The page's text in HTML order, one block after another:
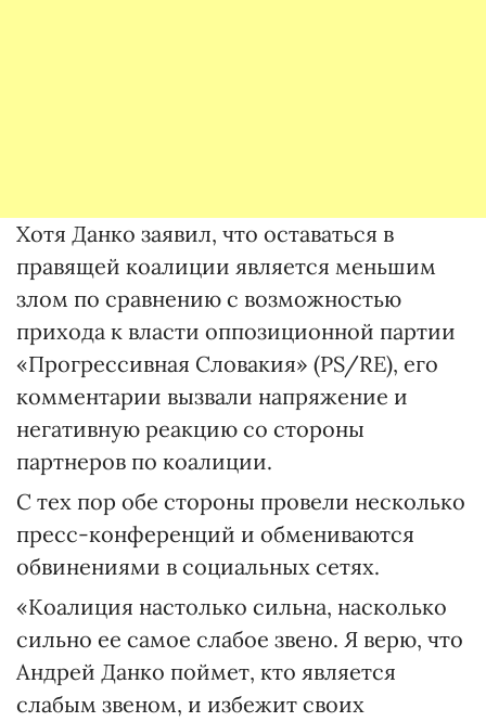
Хотя Данко заявил, что оставаться в
правящей коалиции является меньшим
злом по сравнению с возможностью
прихода к власти оппозиционной партии
«Прогрессивная Словакия» (PS/RE), его
комментарии вызвали напряжение и
негативную реакцию со стороны
партнеров по коалиции.
С тех пор обе стороны провели несколько
пресс-конференций и обмениваются
обвинениями в социальных сетях.
«Коалиция настолько сильна, насколько
сильно ее самое слабое звено. Я верю, что
Андрей Данко поймет, кто является
слабым звеном, и избежит своих